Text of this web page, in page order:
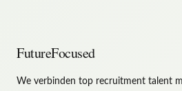
FutureFocused
We verbinden top recruitment talent